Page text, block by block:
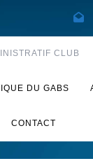
CLUB
DU GABS
CONTACT